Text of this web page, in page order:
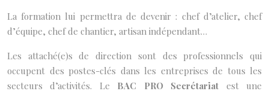
La formation lui permettra de devenir : chef d’atelier, chef
d’équipe, chef de chantier, artisan indépendant…
Les attaché(e)s de direction sont des professionnels qui
occupent des postes-clés dans les entreprises de tous les
secteurs d’activités. Le BAC PRO Secrétariat est une